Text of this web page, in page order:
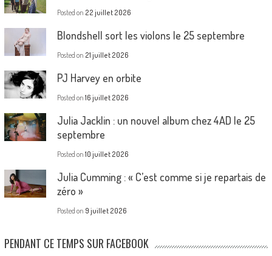
Posted on 22 juillet 2026
Blondshell sort les violons le 25 septembre
Posted on 21 juillet 2026
PJ Harvey en orbite
Posted on 16 juillet 2026
Julia Jacklin : un nouvel album chez 4AD le 25
septembre
Posted on 10 juillet 2026
Julia Cumming : « C’est comme si je repartais de
zéro »
Posted on 9 juillet 2026
PENDANT CE TEMPS SUR FACEBOOK